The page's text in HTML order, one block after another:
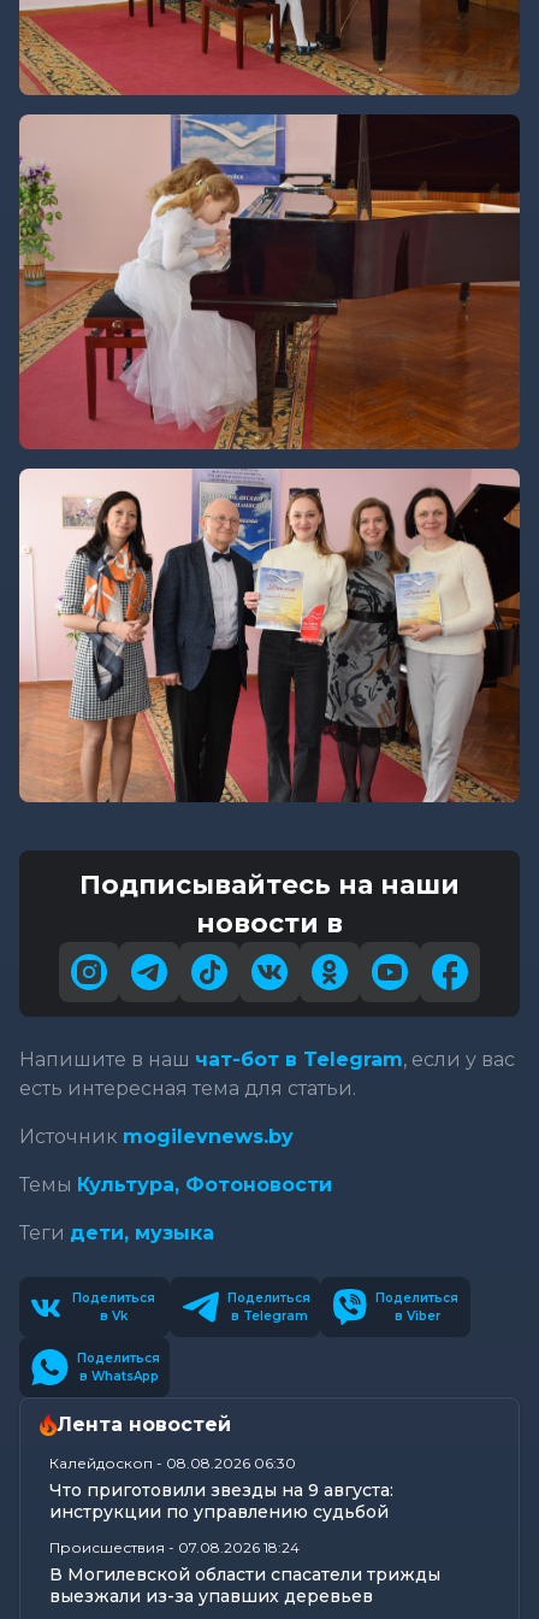
Подписывайтесь на наши
новости в
Напишите в наш чат-бот в Telegram, если у вас
есть интересная тема для статьи.
Источник mogilevnews.by
Темы Культура, Фотоновости
Теги дети, музыка
Поделиться
в Vk
Поделиться
в Telegram
Поделиться
в Viber
Поделиться
в WhatsApp
Лента новостей
Калейдоскоп - 08.08.2026 06:30
Что приготовили звезды на 9 августа:
инструкции по управлению судьбой
Происшествия - 07.08.2026 18:24
В Могилевской области спасатели трижды
выезжали из-за упавших деревьев